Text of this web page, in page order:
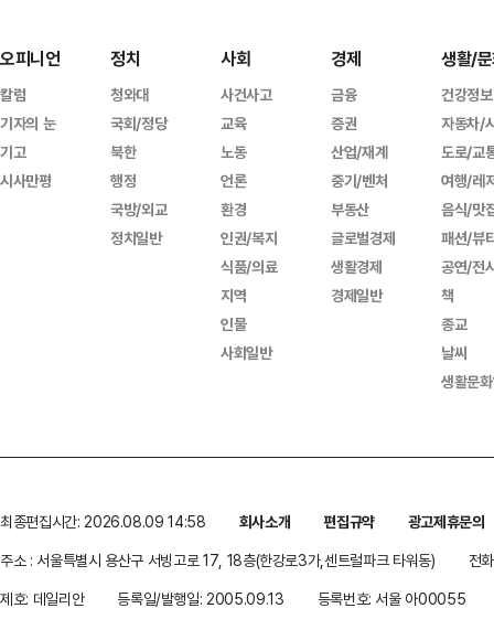
오피니언
칼럼
기자의 눈
기고
시사만평
정치
청와대
국회/정당
북한
행정
국방/외교
정치일반
사회
사건사고
교육
노동
언론
환경
인권/복지
식품/의료
지역
인물
사회일반
경제
금융
증권
산업/재계
중기/벤처
부동산
글로벌경제
생활경제
경제일반
생활/
건강정보
자동차/
도로/교
여행/레
음식/맛
패션/뷰
공연/전
책
종교
날씨
생활문
최종편집시간: 2026.08.09 14:58 회사소개 편집규약
광고제휴문의
주소 : 서울특별시 용산구 서빙고로 17, 18층(한강로3가,센트럴파크 타워동)
전
제호: 데일리안
등록일/발행일: 2005.09.13 등록번호: 서울 아00055